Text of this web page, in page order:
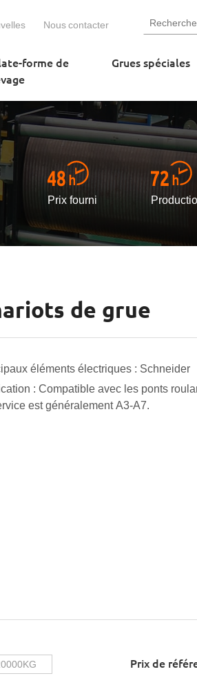
Nous contacter
forme de
Grues spéciales
Prix fourni
de grue
éléments électriques : Schneider
: Compatible avec les ponts
est généralement A3-A7.
Prix de